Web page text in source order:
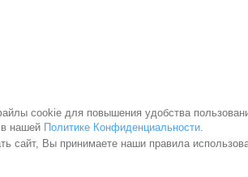
cookie для повышения удобства
в нашей Политике Конфиденциальности.
сайт, Вы принимаете наши правила